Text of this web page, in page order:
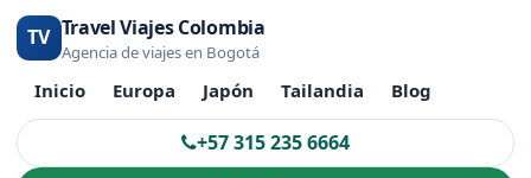
TV Travel Viajes Colombia
Agencia de viajes en Bogotá
Inicio Europa Japón Tailandia Blog
+57 315 235 6664